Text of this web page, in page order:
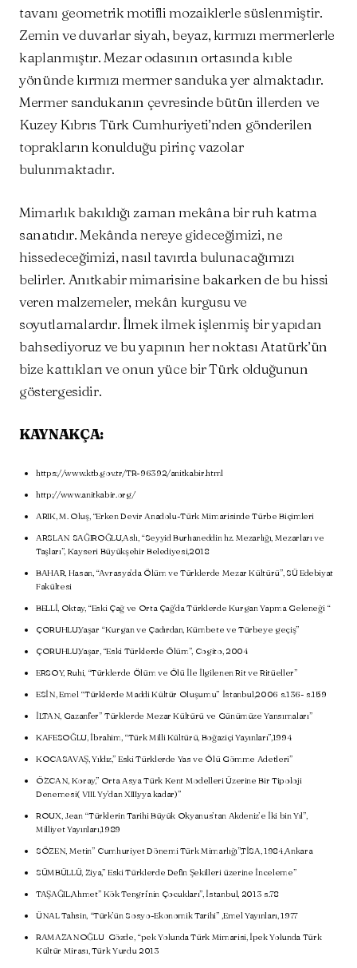
tavanı geometrik motifli mozaiklerle süslenmiştir.
Zemin ve duvarlar siyah, beyaz, kırmızı mermerlerle
kaplanmıştır. Mezar odasının ortasında kıble
yönünde kırmızı mermer sanduka yer almaktadır.
Mermer sandukanın çevresinde bütün illerden ve
Kuzey Kıbrıs Türk Cumhuriyeti’nden gönderilen
toprakların konulduğu pirinç vazolar
bulunmaktadır.
Mimarlık bakıldığı zaman mekâna bir ruh katma
sanatıdır. Mekânda nereye gideceğimizi, ne
hissedeceğimizi, nasıl tavırda bulunacağımızı
belirler. Anıtkabir mimarisine bakarken de bu hissi
veren malzemeler, mekân kurgusu ve
soyutlamalardır. İlmek ilmek işlenmiş bir yapıdan
bahsediyoruz ve bu yapının her noktası Atatürk’ün
bize kattıkları ve onun yüce bir Türk olduğunun
göstergesidir.
KAYNAKÇA:
https://www.ktb.gov.tr/TR-96392/anitkabir.html
http://www.anitkabir.org/
ARIK, M. Oluş, “Erken Devir Anadolu-Türk Mimarisinde Türbe Biçimleri
ARSLAN SAĞIROĞLU,Aslı, “Seyyid Burhaneddin hz. Mezarlığı, Mezarları ve
Taşları”, Kayseri Büyükşehir Belediyesi,2018
BAHAR, Hasan, “Avrasya’da Ölüm ve Türklerde Mezar Kültürü”, SÜ Edebiyat
Fakültesi
BELLİ, Oktay, “Eski Çağ ve Orta Çağ’da Türklerde Kurgan Yapma Geleneği “
ÇORUHLU,Yaşar “Kurgan ve Çadırdan, Kümbete ve Türbeye geçiş”
ÇORUHLU,Yaşar, “Eski Türklerde Ölüm”, Cogito, 2004
ERSOY, Ruhi, “Türklerde Ölüm ve Ölü İle İlgilenen Rit ve Ritüeller”
ESİN, Emel “Türklerde Maddi Kültür Oluşumu” İstanbul,2006 s.136- s.159
İLTAN, Gazanfer” Türklerde Mezar Kültürü ve Günümüze Yansımaları”
KAFESOĞLU, İbrahim, “Türk Milli Kültürü, Boğaziçi Yayınları”,1994
KOCASAVAŞ, Yıldız,” Eski Türklerde Yas ve Ölü Gömme Adetleri”
ÖZCAN, Koray,” Orta Asya Türk Kent Modelleri Üzerine Bir Tipoloji
Denemesi( VIII. Yy’dan XIII.yya kadar)”
ROUX, Jean “Türklerin Tarihi Büyük Okyanus’tan Akdeniz’e İki bin Yıl”,
Milliyet Yayınları,1989
SÖZEN, Metin” Cumhuriyet Dönemi Türk Mimarlığı”,TİSA, 1984,Ankara
SÜMBÜLLÜ, Ziya,” Eski Türklerde Defin Şekilleri üzerine İnceleme”
TAŞAĞIL,Ahmet” Kök Tengri’nin Çocukları”, İstanbul, 2013 s.78
ÜNAL Tahsin, “Türk’ün Sosyo-Ekonomik Tarihi” ,Emel Yayınları, 1977
RAMAZANOĞLU Gözde, “pek Yolunda Türk Mimarisi, İpek Yolunda Türk
Kültür Mirası, Türk Yurdu 2013